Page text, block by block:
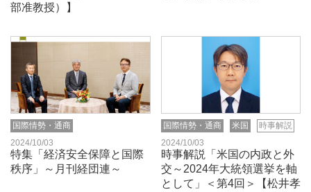
部准教授）】
国際情勢・通商
2024/10/03
特集「経済安全保障と国際
秩序」～月刊経団連～
国際情勢・通商 米国
時事解説
2024/10/03
時事解説「米国の内政と外
交～2024年大統領選挙を軸
として」＜第4回＞【松井孝